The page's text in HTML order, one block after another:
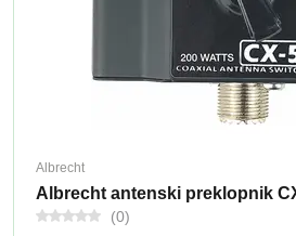
Albrecht
Albrecht antenski preklopnik
(0)